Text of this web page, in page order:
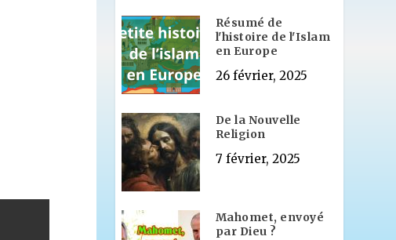
Résumé de
l'histoire de l'Islam
en Europe
26 février, 2025
De la Nouvelle
Religion
7 février, 2025
Mahomet, envoyé
par Dieu ?